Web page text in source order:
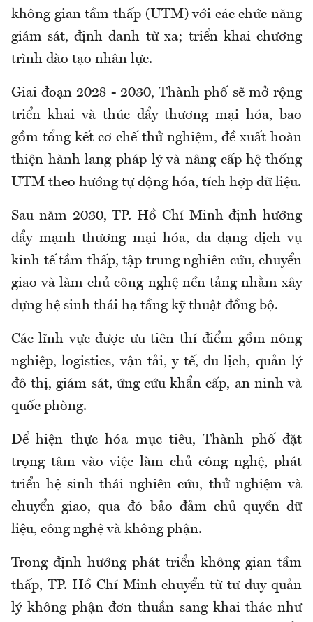
không gian tầm thấp (UTM) với các chức năng
giám sát, định danh từ xa; triển khai chương
trình đào tạo nhân lực.
Giai đoạn 2028 - 2030, Thành phố sẽ mở rộng
triển khai và thúc đẩy thương mại hóa, bao
gồm tổng kết cơ chế thử nghiệm, đề xuất hoàn
thiện hành lang pháp lý và nâng cấp hệ thống
UTM theo hướng tự động hóa, tích hợp dữ liệu.
Sau năm 2030, TP. Hồ Chí Minh định hướng
đẩy mạnh thương mại hóa, đa dạng dịch vụ
kinh tế tầm thấp, tập trung nghiên cứu, chuyển
giao và làm chủ công nghệ nền tảng nhằm xây
dựng hệ sinh thái hạ tầng kỹ thuật đồng bộ.
Các lĩnh vực được ưu tiên thí điểm gồm nông
nghiệp, logistics, vận tải, y tế, du lịch, quản lý
đô thị, giám sát, ứng cứu khẩn cấp, an ninh và
quốc phòng.
Để hiện thực hóa mục tiêu, Thành phố đặt
trọng tâm vào việc làm chủ công nghệ, phát
triển hệ sinh thái nghiên cứu, thử nghiệm và
chuyển giao, qua đó bảo đảm chủ quyền dữ
liệu, công nghệ và không phận.
Trong định hướng phát triển không gian tầm
thấp, TP. Hồ Chí Minh chuyển từ tư duy quản
lý không phận đơn thuần sang khai thác như